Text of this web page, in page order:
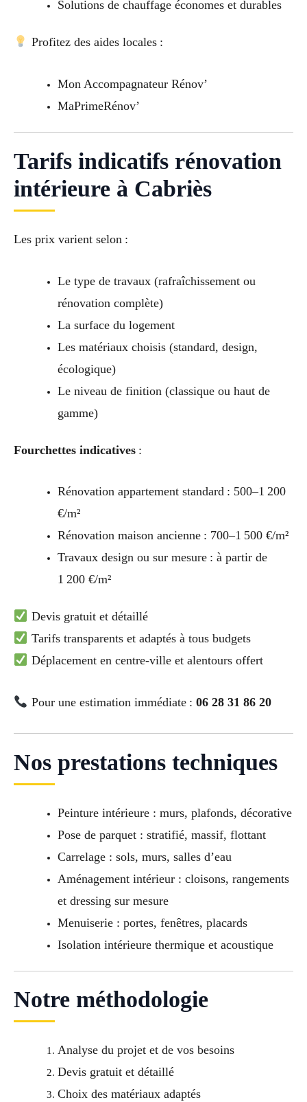
Solutions de chauffage économes et durables
Profitez des aides locales :
Mon Accompagnateur Rénov’
MaPrimeRénov’
Tarifs indicatifs rénovation
intérieure à Cabriès
Les prix varient selon :
Le type de travaux (rafraîchissement ou
rénovation complète)
La surface du logement
Les matériaux choisis (standard, design,
écologique)
Le niveau de finition (classique ou haut de
gamme)
Fourchettes indicatives :
Rénovation appartement standard : 500–1 200
€/m²
Rénovation maison ancienne : 700–1 500 €/m²
Travaux design ou sur mesure : à partir de
1 200 €/m²
Devis gratuit et détaillé
Tarifs transparents et adaptés à tous budgets
Déplacement en centre-ville et alentours offert
Pour une estimation immédiate : 06 28 31 86 20
Nos prestations techniques
Peinture intérieure : murs, plafonds, décorative
Pose de parquet : stratifié, massif, flottant
Carrelage : sols, murs, salles d’eau
Aménagement intérieur : cloisons, rangements
et dressing sur mesure
Menuiserie : portes, fenêtres, placards
Isolation intérieure thermique et acoustique
Notre méthodologie
Analyse du projet et de vos besoins
Devis gratuit et détaillé
Choix des matériaux adaptés